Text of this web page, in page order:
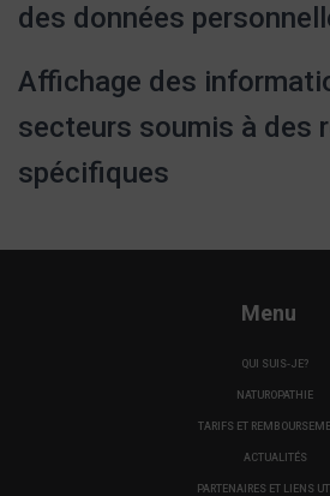
des données
Affichage des
secteurs soumis à des
spécifiques
Menu
QUI SUIS-JE?
NATUROPATHIE
TARIFS ET
ACTUALITÉS
PARTENAIRES ET LIENS